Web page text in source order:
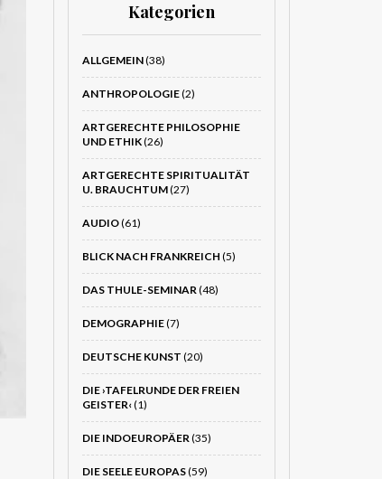
Kategorien
ALLGEMEIN(38)
ANTHROPOLOGIE(2)
ARTGERECHTE PHILOSOPHIE
UND ETHIK(26)
ARTGERECHTE SPIRITUALITÄT
U. BRAUCHTUM(27)
AUDIO(61)
BLICK NACH FRANKREICH (5)
DAS THULE-SEMINAR(48)
DEMOGRAPHIE(7)
DEUTSCHE KUNST (20)
DIE ›TAFELRUNDE DER FREIEN
GEISTER‹(1)
DIE INDOEUROPÄER(35)
DIE SEELE EUROPAS(59)